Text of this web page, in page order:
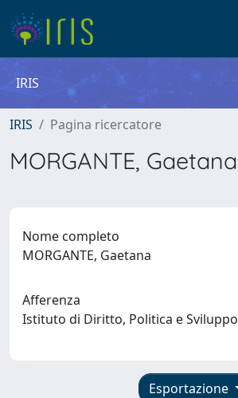
IRIS
IRIS Pagina ricercatore
MORGANTE, Gaetana
Nome completo
MORGANTE, Gaetana
Afferenza
Istituto di Diritto, Politica e Sviluppo
Esportazione